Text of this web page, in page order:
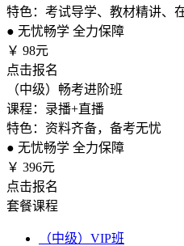
特色：考试导学、教材精讲、
● 无忧畅学 全力保障
￥ 98元
点击报名
（中级）畅考进阶班
课程：录播+直播
特色：资料齐备，备考无忧
● 无忧畅学 全力保障
￥ 396元
点击报名
套餐课程
（中级）VIP班